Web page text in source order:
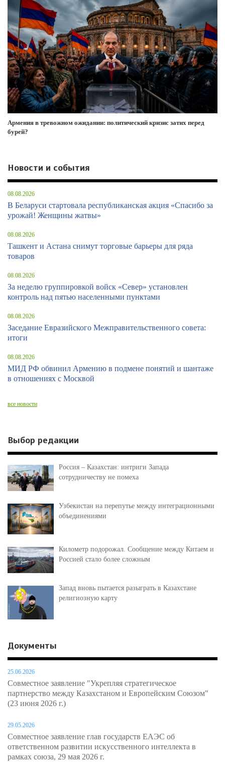
Армения в тревожном ожидании: политический кризис затих перед
бурей?
Новости и события
08.08.2026
В Беларуси стартовала республиканская акция «Спасибо за
урожай! Женщины жатвы»
08.08.2026
Ташкент и Астана снимут торговые барьеры для ряда
товаров
08.08.2026
За неделю группировкой войск «Север» установлен
контроль над пятью населенными пунктами
08.08.2026
Заседание Евразийского Межправительственного совета:
итоги
08.08.2026
МИД РФ обвинил Армению в подмене понятий и шантаже
в отношениях с Москвой
все новости
Выбор редакции
Россия – Казахстан: интриги Запада
сотрудничеству не помеха
Узбекистан на перепутье между интеграционными
объединениями
Километр подорожал. Сообщение между Китаем и
Россией стало более сложным
Запад вновь пытается разыграть в Казахстане
религиозную карту
Документы
25.06.2026
Совместное заявление "Укрепляя стратегическое
партнерство между Казахстаном и Европейским Союзом"
(23 июня 2026 г.)
29.05.2026
Совместное заявление глав государств ЕАЭС об
ответственном развитии искусственного интеллекта в
рамках союза, 29 мая 2026 г.